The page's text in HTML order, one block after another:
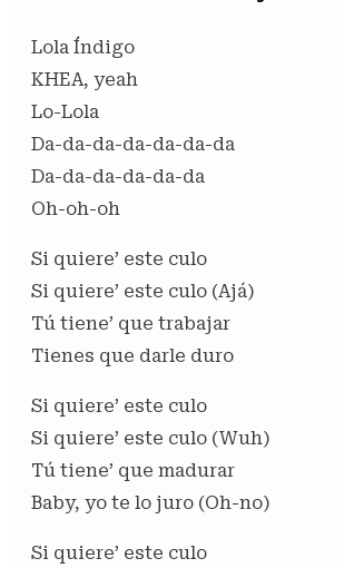
Lola Índigo
KHEA, yeah
Lo-Lola
Da-da-da-da-da-da-da
Da-da-da-da-da-da
Oh-oh-oh
Si quiere’ este culo
Si quiere’ este culo (Ajá)
Tú tiene’ que trabajar
Tienes que darle duro
Si quiere’ este culo
Si quiere’ este culo (Wuh)
Tú tiene’ que madurar
Baby, yo te lo juro (Oh-no)
Si quiere’ este culo